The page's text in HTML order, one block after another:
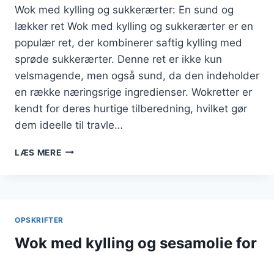
Wok med kylling og sukkerærter: En sund og
lækker ret Wok med kylling og sukkerærter er en
populær ret, der kombinerer saftig kylling med
sprøde sukkerærter. Denne ret er ikke kun
velsmagende, men også sund, da den indeholder
en række næringsrige ingredienser. Wokretter er
kendt for deres hurtige tilberedning, hvilket gør
dem ideelle til travle…
LÆS MEREWOK
FRISKE
NOTER
OPSKRIFTER
Wok med kylling og sesamolie for